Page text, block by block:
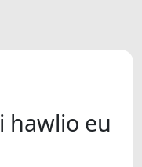
hawlio eu